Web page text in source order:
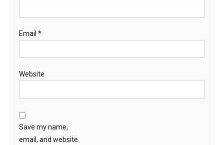
Email *
Website
Save my name,
email, and website